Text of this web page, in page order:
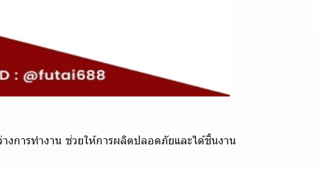
การทำงาน ช่วยให้การผลิตปลอดภัยและได้ชิ้นงาน